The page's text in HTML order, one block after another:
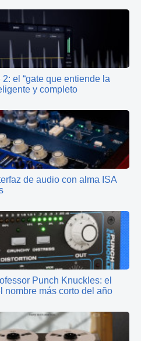
el “gate que entiende la
y completo
de audio con alma ISA
Punch Knuckles: el
nombre más corto del año